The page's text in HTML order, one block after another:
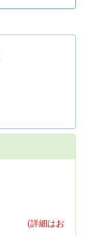
(詳細はお